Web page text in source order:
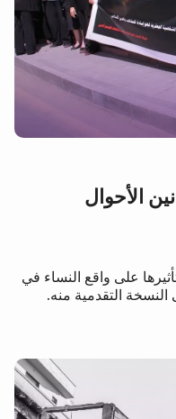
الأحوال
على واقع النساء في
النسخة التقدمية منه.